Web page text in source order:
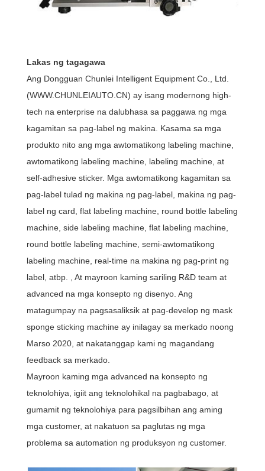
Lakas ng tagagawa
Ang Dongguan Chunlei Intelligent Equipment Co., Ltd.
(WWW.CHUNLEIAUTO.CN) ay isang modernong high-
tech na enterprise na dalubhasa sa paggawa ng mga
kagamitan sa pag-label ng makina. Kasama sa mga
produkto nito ang mga awtomatikong labeling machine,
awtomatikong labeling machine, labeling machine, at
self-adhesive sticker. Mga awtomatikong kagamitan sa
pag-label tulad ng makina ng pag-label, makina ng pag-
label ng card, flat labeling machine, round bottle labeling
machine, side labeling machine, flat labeling machine,
round bottle labeling machine, semi-awtomatikong
labeling machine, real-time na makina ng pag-print ng
label, atbp. , At mayroon kaming sariling R&D team at
advanced na mga konsepto ng disenyo. Ang
matagumpay na pagsasaliksik at pag-develop ng mask
sponge sticking machine ay inilagay sa merkado noong
Marso 2020, at nakatanggap kami ng magandang
feedback sa merkado.
Mayroon kaming mga advanced na konsepto ng
teknolohiya, igiit ang teknolohikal na pagbabago, at
gumamit ng teknolohiya para pagsilbihan ang aming
mga customer, at nakatuon sa paglutas ng mga
problema sa automation ng produksyon ng customer.